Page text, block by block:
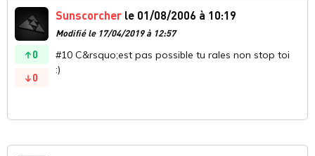
0
0
Sunscorcher le 01/08/2006 à 10:19
Modifié le 17/04/2019 à 12:57
#10 C&rsquo;est pas possible tu rales non stop toi
:)